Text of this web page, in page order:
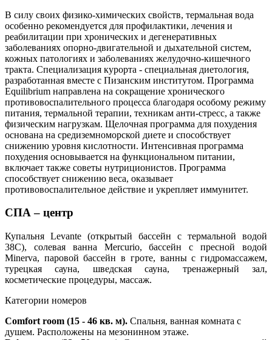
В силу своих физико-химических свойств, термальная вода
особенно рекомендуется для профилактики, лечения и
реабилитации при хронических и дегенеративных
заболеваниях опорно-двигательной и дыхательной систем,
кожных патологиях и заболеваниях желудочно-кишечного
тракта. Специализация курорта - специальная диетология,
разработанная вместе с Пизанским институтом. Программа
Equilibrium направлена на сокращение хронического
противовоспалительного процесса благодаря особому режиму
питания, термальной терапии, техникам анти-стресс, а также
физическим нагрузкам. Щелочная программа для похудения
основана на средиземноморской диете и способствует
снижению уровня кислотности. Интенсивная программа
похудения основывается на функциональном питании,
включает также советы нутриционистов. Программа
способствует снижению веса, оказывает
противовоспалительное действие и укрепляет иммунитет.
СПА – центр
Купальня Levante (открытый бассейн с термальной водой
38С), солевая ванна Mercurio, бассейн с пресной водой
Minerva, паровой бассейн в гроте, ванны с гидромассажем,
турецкая сауна, шведская сауна, тренажерный зал,
косметические процедуры, массаж.
Категории номеров
Comfort room (15 - 46 кв. м). Спальня, ванная комната с
душем. Расположены на мезонинном этаже.